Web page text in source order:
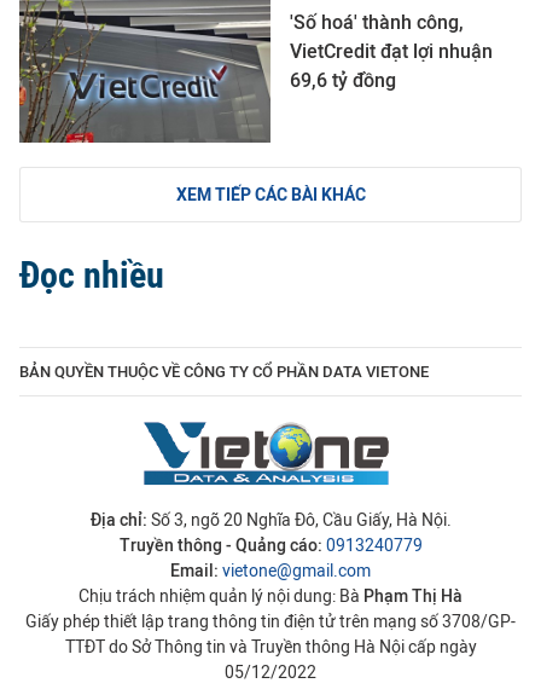
'Số hoá' thành công,
VietCredit đạt lợi nhuận
69,6 tỷ đồng
XEM TIẾP CÁC BÀI KHÁC
Đọc nhiều
BẢN QUYỀN THUỘC VỀ CÔNG TY CỔ PHẦN DATA VIETONE
Địa chỉ: Số 3, ngõ 20 Nghĩa Đô, Cầu Giấy, Hà Nội.
Truyền thông - Quảng cáo: 0913240779
Email: vietone@gmail.com
Chịu trách nhiệm quản lý nội dung: Bà Phạm Thị Hà
Giấy phép thiết lập trang thông tin điện tử trên mạng số 3708/GP-
TTĐT do Sở Thông tin và Truyền thông Hà Nội cấp ngày
05/12/2022